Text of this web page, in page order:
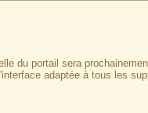
du portail sera
adaptée à tous les